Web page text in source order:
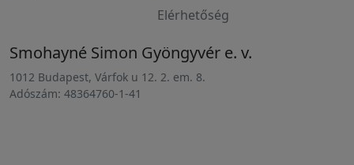
Elérhetőség
Smohayné Simon Gyöngyvér e. v.
1012 Budapest, Várfok u 12. 2. em. 8.
Adószám: 48364760-1-41